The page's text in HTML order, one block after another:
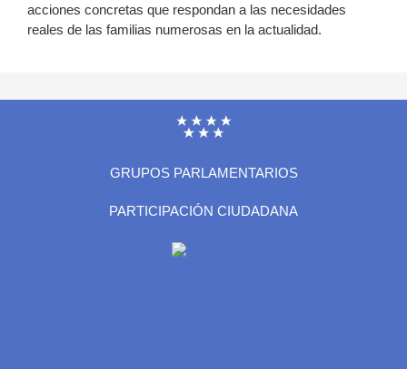
acciones concretas que respondan a las necesidades
reales de las familias numerosas en la actualidad.
GRUPOS PARLAMENTARIOS
PARTICIPACIÓN CIUDADANA